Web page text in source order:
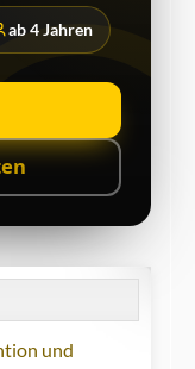
ab 4 Jahren
und